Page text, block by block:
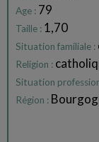
Age : 79
Taille : 1,70
Situation familiale :
Religion :
Situation
Région :